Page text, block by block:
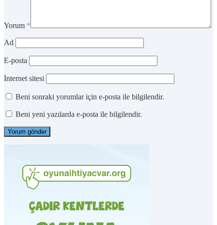
Yorum *
Ad
E-posta
İnternet sitesi
Beni sonraki yorumlar için e-posta ile bilgilendir.
Beni yeni yazılarda e-posta ile bilgilendir.